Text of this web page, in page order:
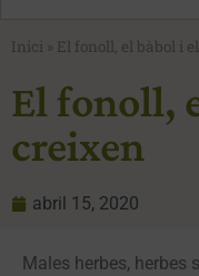
Inici » El fonoll, el bàbol i
El fonoll,
creixen
abril 15, 2020
Males herbes, herbes